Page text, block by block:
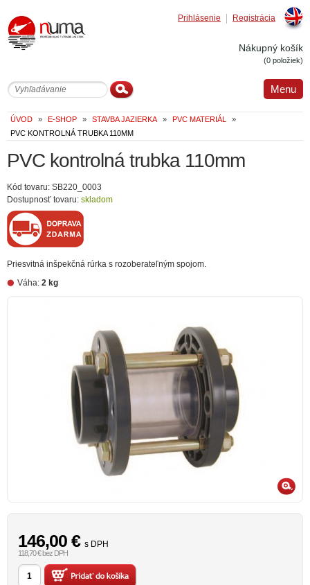
Registrácia
Prihlásenie
Nákupný košík
(0 položiek)
Menu
ÚVOD » E-SHOP » STAVBA JAZIERKA » PVC MATERIÁL
»
PVC KONTROLNÁ TRUBKA 110MM
PVC kontrolná trubka 110mm
Kód tovaru: SB220_0003
Dostupnosť tovaru: skladom
Priesvitná inšpekčná rúrka s rozoberateľným spojom.
Váha: 2 kg
146,00 € s DPH
118,70 € bez DPH